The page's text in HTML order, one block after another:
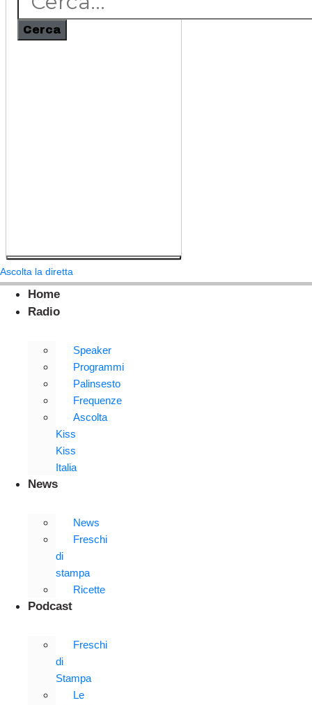
Cerca
Ascolta la diretta
Home
Radio
Speaker
Programmi
Palinsesto
Frequenze
Ascolta
Kiss
Kiss
Italia
News
News
Freschi
di
stampa
Ricette
Podcast
Freschi
di
Stampa
Le